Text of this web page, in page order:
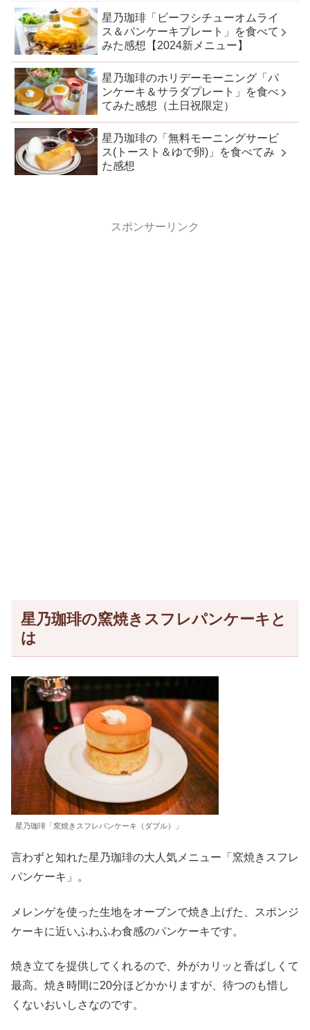
星乃珈琲「ビーフシチューオムライ
ス＆パンケーキプレート」を食べて
みた感想【2024新メニュー】
星乃珈琲のホリデーモーニング「パ
ンケーキ＆サラダプレート」を食べ
てみた感想（土日祝限定）
星乃珈琲の「無料モーニングサービ
ス(トースト＆ゆで卵)」を食べてみ
た感想
スポンサーリンク
星乃珈琲の窯焼きスフレパンケーキと
は
星乃珈琲「窯焼きスフレパンケーキ（ダブル）」
言わずと知れた星乃珈琲の大人気メニュー「窯焼きスフレ
パンケーキ」。
メレンゲを使った生地をオーブンで焼き上げた、スポンジ
ケーキに近いふわふわ食感のパンケーキです。
焼き立てを提供してくれるので、外がカリッと香ばしくて
最高。焼き時間に20分ほどかかりますが、待つのも惜し
くないおいしさなのです。